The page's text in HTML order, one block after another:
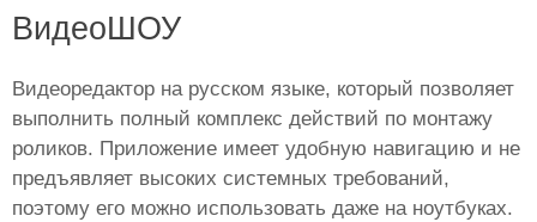
ВидеоШОУ
Видеоредактор на русском языке, который позволяет
выполнить полный комплекс действий по монтажу
роликов. Приложение имеет удобную навигацию и не
предъявляет высоких системных требований,
поэтому его можно использовать даже на ноутбуках.